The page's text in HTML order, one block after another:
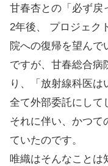
甘春杏との「必ず戻
2年後、 プロジェク
院への復帰を望んで
ですが、甘春総合病
り、「放射線科医
全て外部委託にして
それに伴い、かつて
ていたのです。
唯織はそんなことは